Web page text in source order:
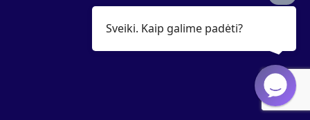
Sveiki. Kaip galime padėti?